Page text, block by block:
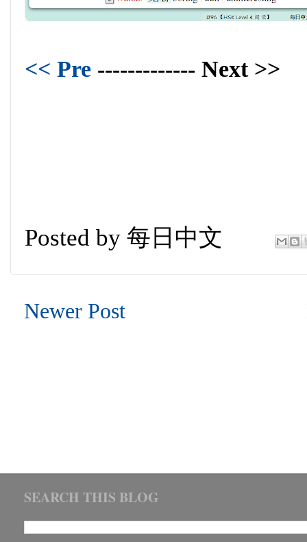
<< Pre ------------- Next >>
Posted by 每日中文
Newer Post
SEARCH THIS BLOG